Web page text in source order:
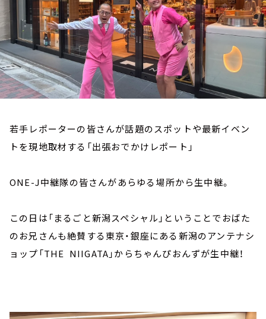
若手レポーターの皆さんが話題のスポットや最新イベン
トを現地取材する「出張おでかけレポート」
ONE-J中継隊の皆さんがあらゆる場所から生中継。
この日は「まるごと新潟スペシャル」ということでおばた
のお兄さんも絶賛する東京・銀座にある新潟のアンテナシ
ョップ「THE NIIGATA」からちゃんぴおんずが生中継！